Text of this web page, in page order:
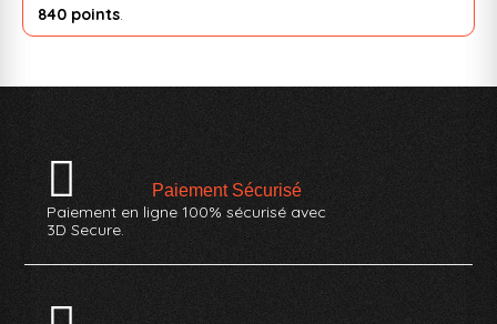
840 points.
Paiement Sécurisé
Paiement en ligne 100% sécurisé avec
3D Secure.